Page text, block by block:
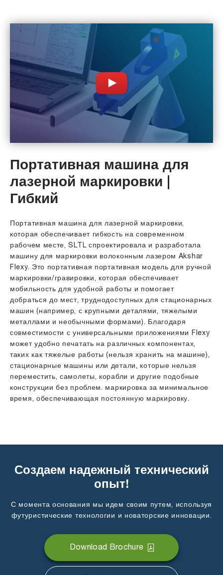
Портативная машина для
лазерной маркировки |
Гибкий
Портативная машина для лазерной маркировки,
которая обеспечивает гибкость на современном
рабочем месте, SLTL спроектировала и разработала
машину для маркировки волоконным лазером Akshar
Flexy. Это портативная портативная модель для ручной
маркировки/гравировки, которая обеспечивает
мобильность для удобной работы и помогает
добраться до мест, труднодоступных для стационарных
машин (например, с крупными деталями, тяжелыми
металлами и необычными формами). Благодаря
совместимости с универсальными приложениями Flexy
может удобно печатать на различных компонентах,
таких как тяжелые работы (нельзя хранить на машине),
стационарные машины или детали, которые нельзя
переместить, самолеты, корабли и другие подобные
конструкции без проблем. маркировка за минимальное
время, обеспечивающая постоянную маркировку.
Создаем надежный технический
опыт!
С момента основания мы идем своим путем, используя
футуристические технологии и новаторские инновации.
Download Brochure